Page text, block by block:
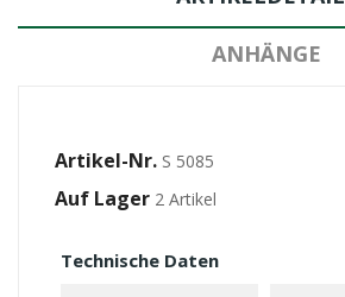
ANHÄNGE
Artikel-Nr. S 5085
Auf Lager 2 Artikel
Technische Daten